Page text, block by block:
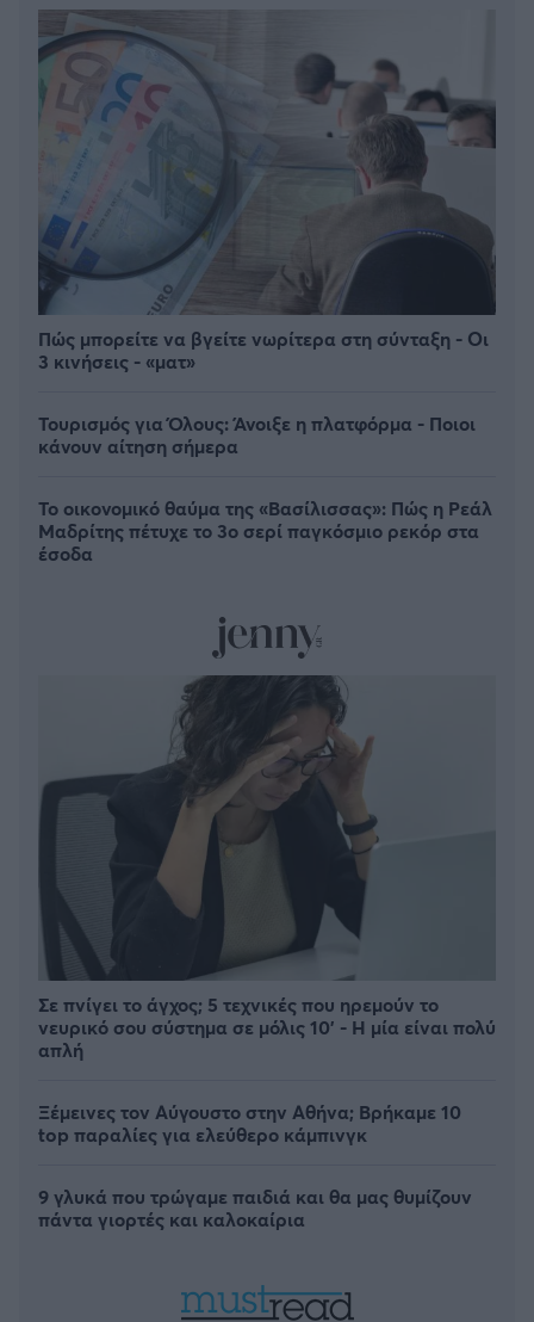
Πώς μπορείτε να βγείτε νωρίτερα στη σύνταξη - Οι
3 κινήσεις - «ματ»
Τουρισμός για Όλους: Άνοιξε η πλατφόρμα - Ποιοι
κάνουν αίτηση σήμερα
Το οικονομικό θαύμα της «Βασίλισσας»: Πώς η Ρεάλ
Μαδρίτης πέτυχε το 3ο σερί παγκόσμιο ρεκόρ στα
έσοδα
Σε πνίγει το άγχος; 5 τεχνικές που ηρεμούν το
νευρικό σου σύστημα σε μόλις 10' - Η μία είναι πολύ
απλή
Ξέμεινες τον Αύγουστο στην Αθήνα; Βρήκαμε 10
top παραλίες για ελεύθερο κάμπινγκ
9 γλυκά που τρώγαμε παιδιά και θα μας θυμίζουν
πάντα γιορτές και καλοκαίρια